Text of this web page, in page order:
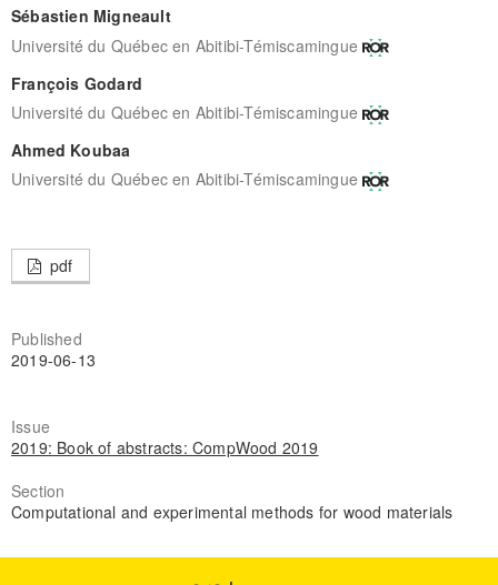
Sébastien Migneault
Université du Québec en Abitibi-Témiscamingue
François Godard
Université du Québec en Abitibi-Témiscamingue
Ahmed Koubaa
Université du Québec en Abitibi-Témiscamingue
pdf
Published
2019-06-13
Issue
2019: Book of abstracts: CompWood 2019
Section
Computational and experimental methods for wood materials